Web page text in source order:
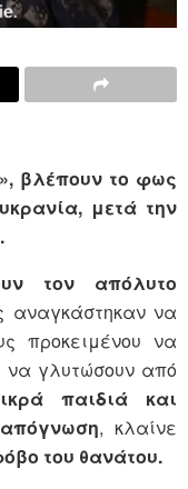
βλέπουν το φως
μετά την
τον απόλυτο
να
προκειμένου να
να γλυτώσουν από
παιδιά και
, κλαίνε
του θανάτου.